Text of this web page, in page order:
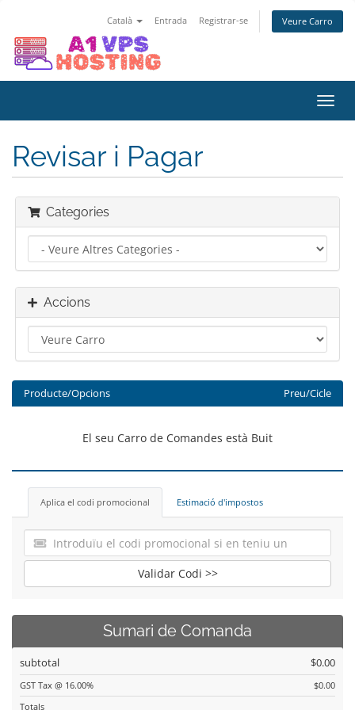
Català Entrada Registrar-se Veure Carro
la
Revisar i Pagar
Categories
Accions
Producte/Opcions Preu/Cicle
El seu Carro de Comandes està Buit
Aplica el codi promocional Estimació d'impostos
Validar Codi >>
Sumari de Comanda
subtotal $0.00
GST Tax @ 16.00%
$0.00
Totals